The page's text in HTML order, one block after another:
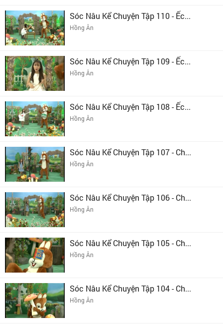
Sóc Nâu Kể Chuyện Tập 110 - Ếc...
Hồng Ân
Sóc Nâu Kể Chuyện Tập 109 - Ếc...
Hồng Ân
Sóc Nâu Kể Chuyện Tập 108 - Ếc...
Hồng Ân
Sóc Nâu Kể Chuyện Tập 107 - Ch...
Hồng Ân
Sóc Nâu Kể Chuyện Tập 106 - Ch...
Hồng Ân
Sóc Nâu Kể Chuyện Tập 105 - Ch...
Hồng Ân
Sóc Nâu Kể Chuyện Tập 104 - Ch...
Hồng Ân